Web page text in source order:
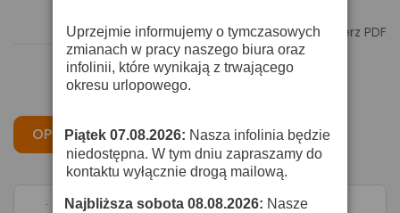
Pobierz PDF
OPIS CECHY OPINIE
Uprzejmie informujemy o tymczasowych
zmianach w pracy naszego biura oraz
infolinii, które wynikają z trwającego
okresu urlopowego.
· Piątek 07.08.2026: Nasza infolinia będzie
niedostępna. W tym dniu zapraszamy do
kontaktu wyłącznie drogą mailową.
· Najbliższa sobota 08.08.2026: Nasze